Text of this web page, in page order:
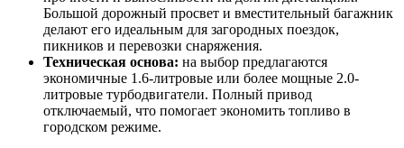
Большой дорожный просвет и вместительный багажник
делают его идеальным для загородных поездок,
пикников и перевозки снаряжения.
Техническая основа: на выбор предлагаются
экономичные 1.6-литровые или более мощные 2.0-
литровые турбодвигатели. Полный привод
отключаемый, что помогает экономить топливо в
городском режиме.